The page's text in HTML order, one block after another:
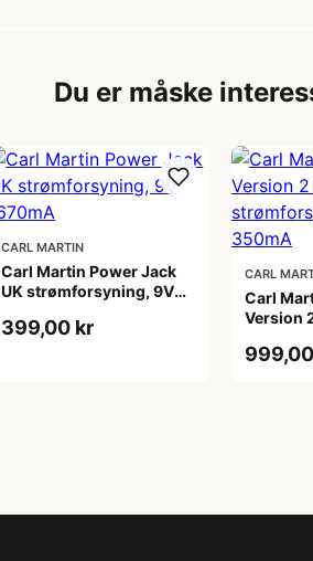
Du er måske
CARL MARTIN
Carl Martin Power Jack
UK strømforsyning, 9V
399,00 kr
CARL
Carl
Version
350mA